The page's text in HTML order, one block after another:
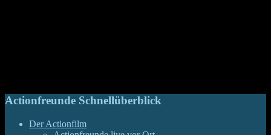
Actionfreunde Schnellüberblick
Der Actionfilm